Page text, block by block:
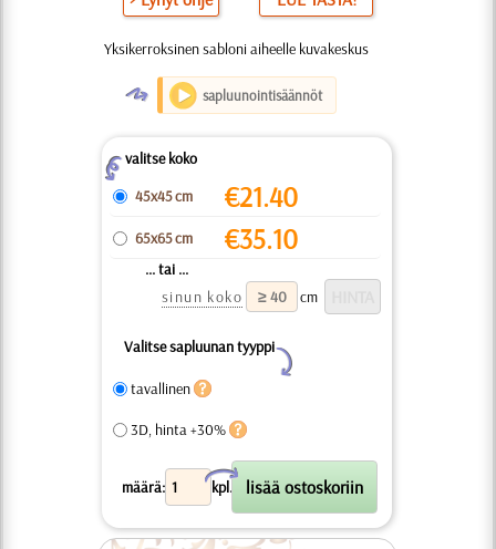
Yksikerroksinen sabloni aiheelle kuvakeskus
O sapluunointisäännöt
Zvalitse koko
45x45 cm
€21.40
65x65 cm €35.10
... tai ...
sinun koko
cm
Valitse sapluunan tyyppi
Y
tavallinen
3D, hinta +30%
määrä: kpl.
X